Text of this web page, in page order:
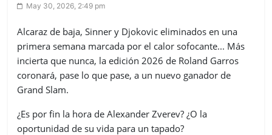
May 30, 2026, 2:49 pm
Alcaraz de baja, Sinner y Djokovic eliminados en una
primera semana marcada por el calor sofocante... Más
incierta que nunca, la edición 2026 de Roland Garros
coronará, pase lo que pase, a un nuevo ganador de
Grand Slam.
¿Es por fin la hora de Alexander Zverev? ¿O la
oportunidad de su vida para un tapado?